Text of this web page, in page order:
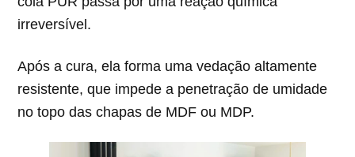
irreversível.
Após a cura, ela forma uma vedação altamente
resistente, que impede a penetração de umidade
no topo das chapas de MDF ou MDP.